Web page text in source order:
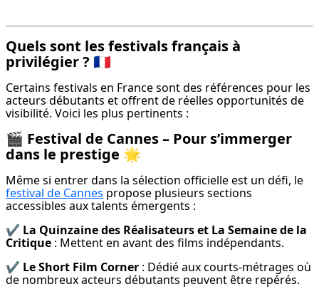
Quels sont les festivals français à
privilégier ? 🇫🇷
Certains festivals en France sont des références pour les
acteurs débutants et offrent de réelles opportunités de
visibilité. Voici les plus pertinents :
🎬 Festival de Cannes – Pour s’immerger
dans le prestige 🌟
festival de Cannes propose plusieurs sections
accessibles aux talents émergents :
✔️ La Quinzaine des Réalisateurs et La Semaine de la
Critique : Mettent en avant des films indépendants.
✔️ Le Short Film Corner : Dédié aux courts-métrages où
de nombreux acteurs débutants peuvent être repérés.